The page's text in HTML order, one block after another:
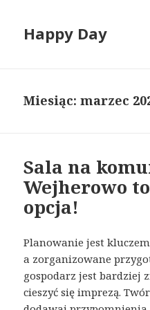
Happy Day
Miesiąc:marzec
Sala na
Wejherowo
opcja!
Planowanie jest
a zorganizowane
gospodarz jest bardziej
cieszyć się imprezą.